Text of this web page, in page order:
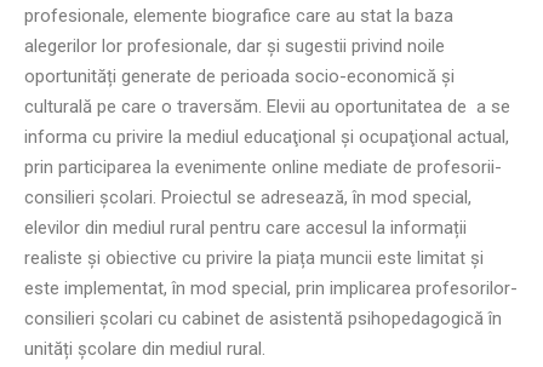
profesionale, elemente biografice care au stat la baza
alegerilor lor profesionale, dar și sugestii privind noile
oportunități generate de perioada socio-economică și
culturală pe care o traversăm. Elevii au oportunitatea de a se
informa cu privire la mediul educaţional şi ocupaţional actual,
prin participarea la evenimente online mediate de profesorii-
consilieri şcolari. Proiectul se adresează, în mod special,
elevilor din mediul rural pentru care accesul la informații
realiste și obiective cu privire la piața muncii este limitat și
este implementat, în mod special, prin implicarea profesorilor-
consilieri școlari cu cabinet de asistentă psihopedagogică în
unități școlare din mediul rural.